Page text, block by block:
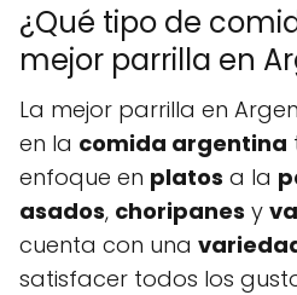
¿Qué tipo de
mejor parrilla en
La mejor parrilla en
en la comida argentina
enfoque en platos a la
asados, choripanes y
cuenta con una
satisfacer todos los